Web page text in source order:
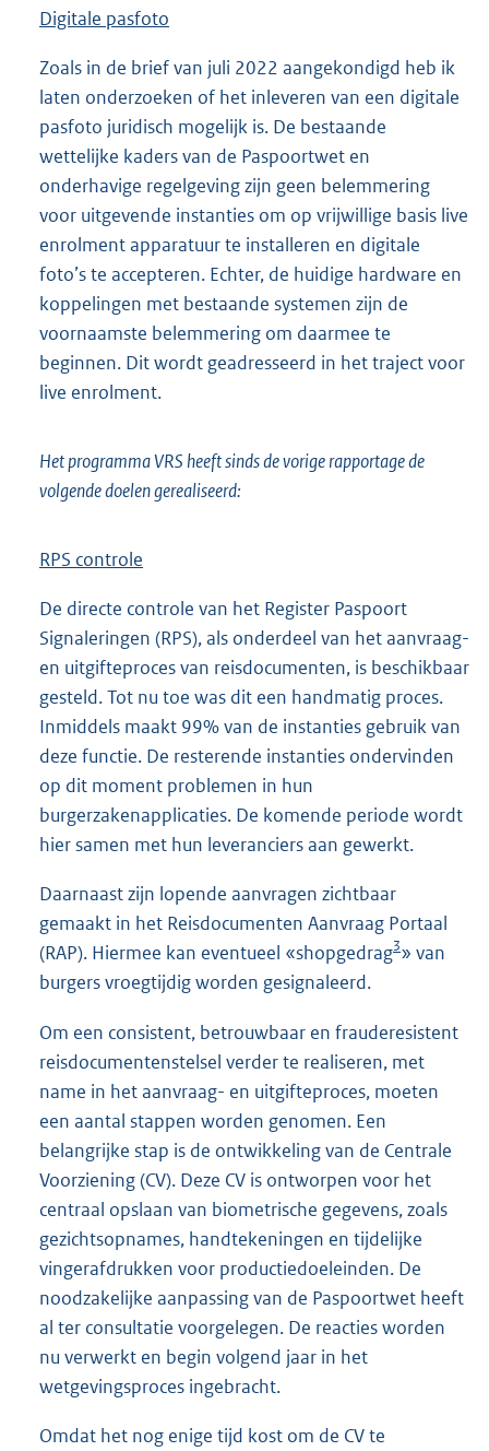
Digitale pasfoto
Zoals in de brief van juli 2022 aangekondigd heb ik
laten onderzoeken of het inleveren van een digitale
pasfoto juridisch mogelijk is. De bestaande
wettelijke kaders van de Paspoortwet en
onderhavige regelgeving zijn geen belemmering
voor uitgevende instanties om op vrijwillige basis live
enrolment apparatuur te installeren en digitale
foto’s te accepteren. Echter, de huidige hardware en
koppelingen met bestaande systemen zijn de
voornaamste belemmering om daarmee te
beginnen. Dit wordt geadresseerd in het traject voor
live enrolment.
Het programma VRS heeft sinds de vorige rapportage de
volgende doelen gerealiseerd:
RPS controle
De directe controle van het Register Paspoort
Signaleringen (RPS), als onderdeel van het aanvraag-
en uitgifteproces van reisdocumenten, is beschikbaar
gesteld. Tot nu toe was dit een handmatig proces.
Inmiddels maakt 99% van de instanties gebruik van
deze functie. De resterende instanties ondervinden
op dit moment problemen in hun
burgerzakenapplicaties. De komende periode wordt
hier samen met hun leveranciers aan gewerkt.
Daarnaast zijn lopende aanvragen zichtbaar
gemaakt in het Reisdocumenten Aanvraag Portaal
(RAP). Hiermee kan eventueel «shopgedrag3» van
burgers vroegtijdig worden gesignaleerd.
Om een consistent, betrouwbaar en frauderesistent
reisdocumentenstelsel verder te realiseren, met
name in het aanvraag- en uitgifteproces, moeten
een aantal stappen worden genomen. Een
belangrijke stap is de ontwikkeling van de Centrale
Voorziening (CV). Deze CV is ontworpen voor het
centraal opslaan van biometrische gegevens, zoals
gezichtsopnames, handtekeningen en tijdelijke
vingerafdrukken voor productiedoeleinden. De
noodzakelijke aanpassing van de Paspoortwet heeft
al ter consultatie voorgelegen. De reacties worden
nu verwerkt en begin volgend jaar in het
wetgevingsproces ingebracht.
Omdat het nog enige tijd kost om de CV te